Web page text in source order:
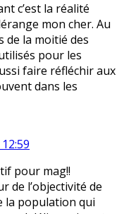
c’est la réalité
mon cher. Au
de la moitié des
pour les
faire réfléchir aux
dans les
pour mag!!
de l’objectivité de
la population qui